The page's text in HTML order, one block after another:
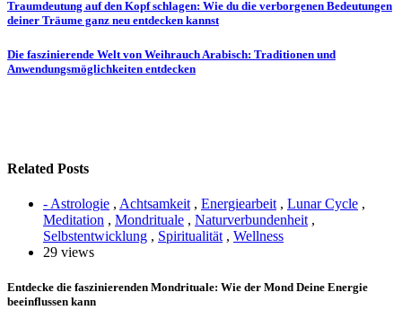
Traumdeutung auf den Kopf schlagen: Wie du die verborgenen Bedeutungen
deiner Träume ganz neu entdecken kannst
Die faszinierende Welt von Weihrauch Arabisch: Traditionen und
Anwendungsmöglichkeiten entdecken
Related Posts
- Astrologie , Achtsamkeit , Energiearbeit , Lunar Cycle ,
Meditation , Mondrituale , Naturverbundenheit ,
Selbstentwicklung , Spiritualität , Wellness
29 views
Entdecke die faszinierenden Mondrituale: Wie der Mond Deine Energie
beeinflussen kann